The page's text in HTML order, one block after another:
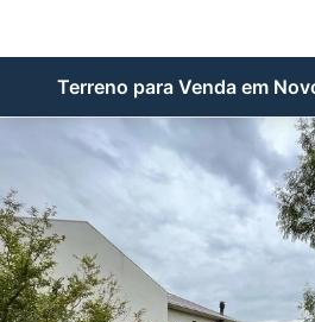
Terreno para Venda em